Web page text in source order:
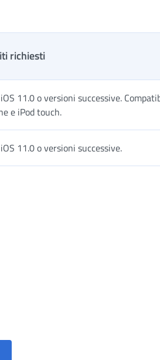
richiesti
11.0 o versioni successive.
e iPod touch.
11.0 o versioni successive.